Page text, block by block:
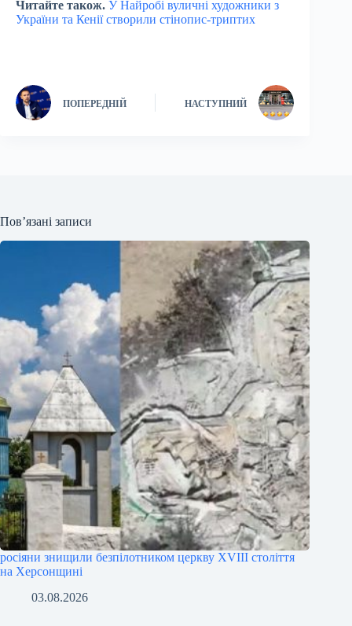
Читайте також. У Найробі вуличні художники з
України та Кенії створили стінопис-триптих
ПОПЕРЕДНІЙ НАСТУПНИЙ
Пов’язані записи
росіяни знищили безпілотником церкву XVIII століття
на Херсонщині
03.08.2026